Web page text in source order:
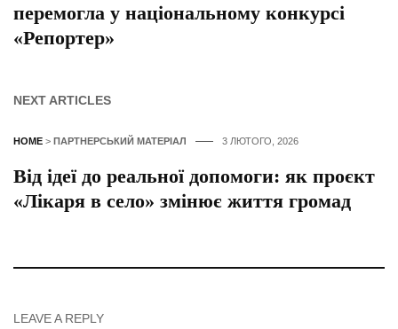
перемогла у національному конкурсі
«Репортер»
NEXT ARTICLES
HOME > ПАРТНЕРСЬКИЙ МАТЕРІАЛ 3 ЛЮТОГО, 2026
Від ідеї до реальної допомоги: як проєкт
«Лікаря в село» змінює життя громад
LEAVE A REPLY